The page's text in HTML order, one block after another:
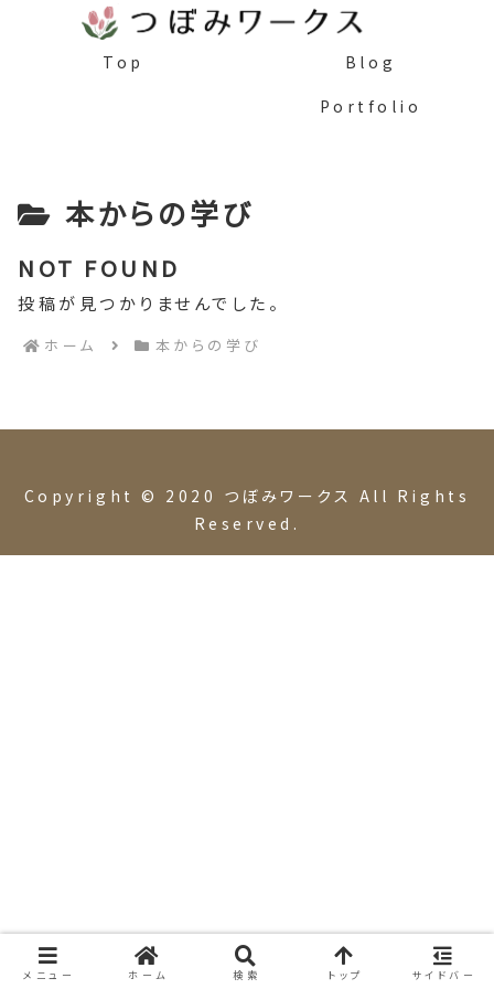
Top
Blog
Portfolio
本からの学び
NOT FOUND
投稿が見つかりませんでした。
ホーム 本からの学び
Copyright © 2020 つぼみワークス All Rights
Reserved.
メニュー ホーム 検索 トップ サイドバー